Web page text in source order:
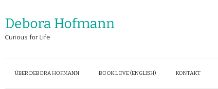
Debora Hofmann
Curious for Life
ÜBER DEBORA HOFMANN BOOK LOVE (ENGLISH) KONTAKT